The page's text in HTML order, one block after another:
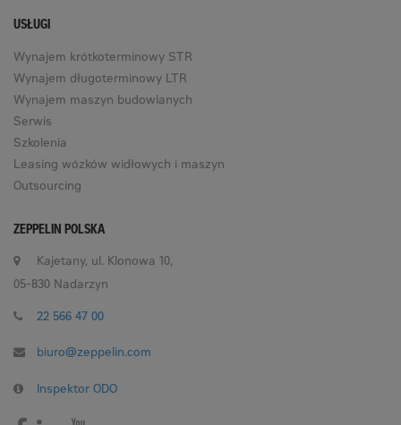
USŁUGI
Wynajem krótkoterminowy STR
Wynajem długoterminowy LTR
Wynajem maszyn budowlanych
Serwis
Szkolenia
Leasing wózków widłowych i maszyn
Outsourcing
ZEPPELIN POLSKA
Kajetany, ul. Klonowa 10,
05-830 Nadarzyn
22 566 47 00
biuro@zeppelin.com
Inspektor ODO